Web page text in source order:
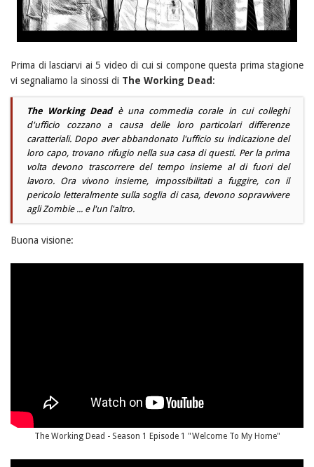
Prima di lasciarvi ai 5 video di cui si compone questa prima stagione
vi segnaliamo la sinossi di The Working Dead :
The Working Deadè una commedia corale in cui colleghi
d'ufficio cozzano a causa delle loro particolari differenze
caratteriali. Dopo aver abbandonato l'ufficio su indicazione del
loro capo, trovano rifugio nella sua casa di questi. Per la prima
volta devono trascorrere del tempo insieme al di fuori del
lavoro. Ora vivono insieme, impossibilitati a fuggire, con il
pericolo letteralmente sulla soglia di casa, devono sopravvivere
agli Zombie ... e l'un l'altro.
Buona visione:
The Working Dead - Season 1 Episode 1 "Welcome To My Home"